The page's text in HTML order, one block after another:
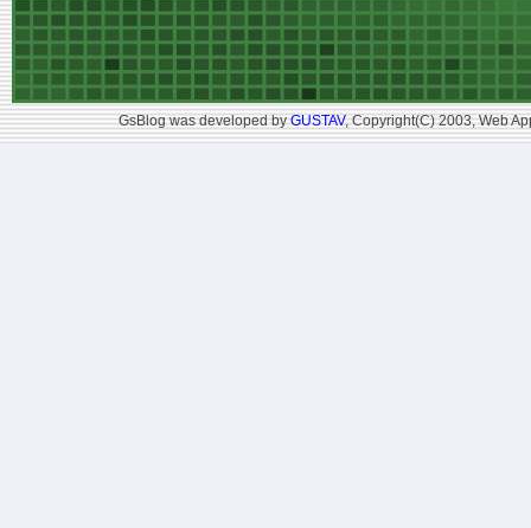
GsBlog was developed byGUSTAV, Copyright(C) 2003, Web